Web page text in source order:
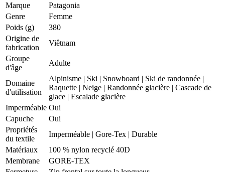
Marque
Patagonia
Genre
Femme
Poids (g)
380
Origine de
fabrication
Viêtnam
Groupe
d'âge
Adulte
Domaine
d'utilisation
Alpinisme | Ski | Snowboard | Ski de randonnée |
Raquette | Neige | Randonnée glacière | Cascade de
glace | Escalade glacière
Imperméable Oui
Capuche
Oui
Propriétés
du textile
Imperméable | Gore-Tex | Durable
Matériaux
100 % nylon recyclé 40D
Membrane
GORE-TEX